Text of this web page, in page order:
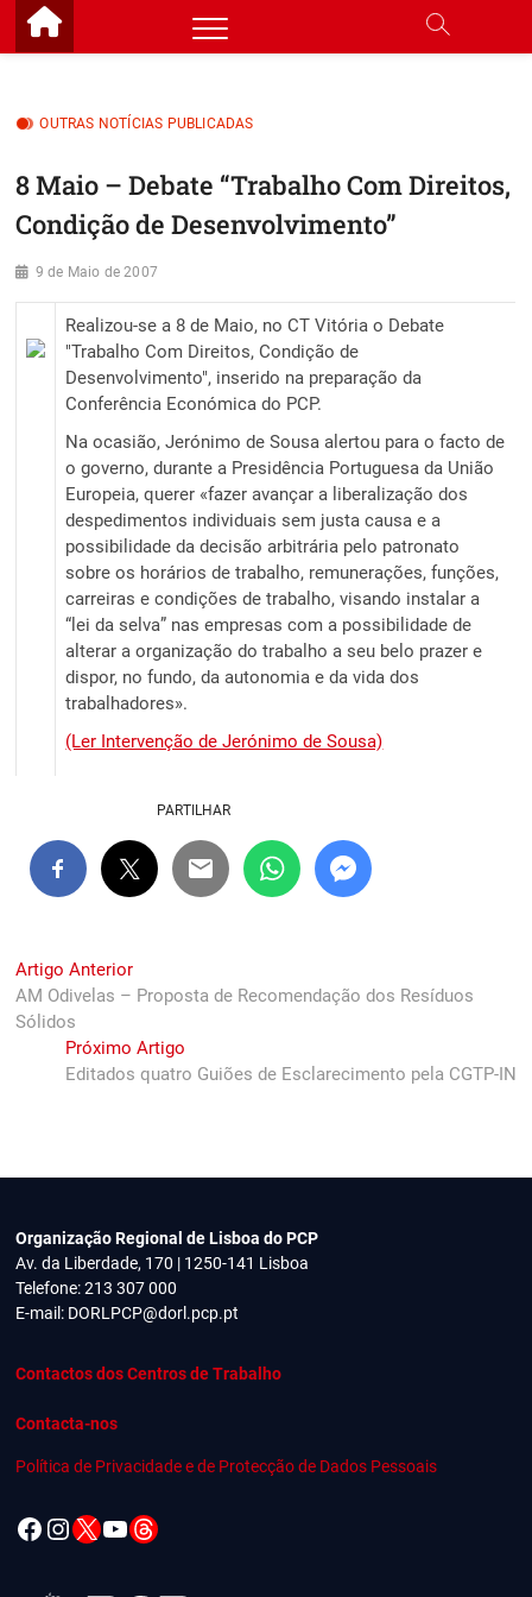
Skip
OUTRAS NOTÍCIAS PUBLICADAS
8 Maio – Debate “Trabalho Com Direitos,
Condição de Desenvolvimento”
9 de Maio de 2007
Realizou-se a 8 de Maio, no CT Vitória o Debate
"Trabalho Com Direitos, Condição de
Desenvolvimento", inserido na preparação da
Conferência Económica do PCP.
Na ocasião, Jerónimo de Sousa alertou para o facto de
o governo, durante a Presidência Portuguesa da União
Europeia, querer «fazer avançar a liberalização dos
despedimentos individuais sem justa causa e a
possibilidade da decisão arbitrária pelo patronato
sobre os horários de trabalho, remunerações, funções,
carreiras e condições de trabalho, visando instalar a
“lei da selva” nas empresas com a possibilidade de
alterar a organização do trabalho a seu belo prazer e
dispor, no fundo, da autonomia e da vida dos
trabalhadores».
(Ler Intervenção de Jerónimo de Sousa)
PARTILHAR
Navegação
de
artigos
Artigo AnteriorPrevious
post:
AM Odivelas – Proposta de Recomendação dos Resíduos
Sólidos
Próximo ArtigoNext
post:
Editados quatro Guiões de Esclarecimento pela CGTP-IN
Organização Regional de Lisboa do PCP
Av. da Liberdade, 170 | 1250-141 Lisboa
Telefone: 213 307 000
E-mail: DORLPCP@dorl.pcp.pt
Contactos dos Centros de Trabalho
Contacta-nos
Política de Privacidade e de Protecção de Dados Pessoais
Facebook
Instagram
X YouTube
Threads